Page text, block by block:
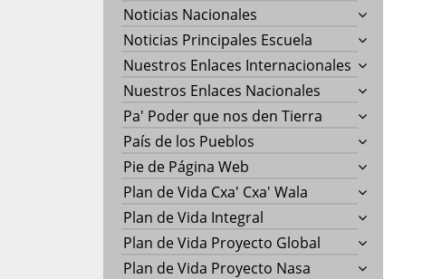
Noticias Nacionales
Noticias Principales Escuela
Nuestros Enlaces Internacionales
Nuestros Enlaces Nacionales
Pa' Poder que nos den Tierra
País de los Pueblos
Pie de Página Web
Plan de Vida Cxa' Cxa' Wala
Plan de Vida Integral
Plan de Vida Proyecto Global
Plan de Vida Proyecto Nasa